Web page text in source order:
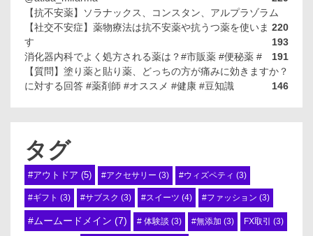
【抗不安薬】ソラナックス、コンスタン、アルプラゾラム
220
【社交不安症】薬物療法は抗不安薬や抗うつ薬を使いま
す
193
消化器内科でよく処方される薬は？#市販薬 #便秘薬 #
191
【質問】塗り薬と貼り薬、どっちの方が痛みに効きますか？
に対する回答 #薬剤師 #オススメ #健康 #豆知識
146
タグ
#アウトドア (5) #アクセサリー (3) #ウィズペティ (3)
#ギフト (3) #サブスク (3) #スイーツ (4) #ファッション (3)
#ムームードメイン (7) # 体験談 (3) #無添加 (3) FX取引 (3)